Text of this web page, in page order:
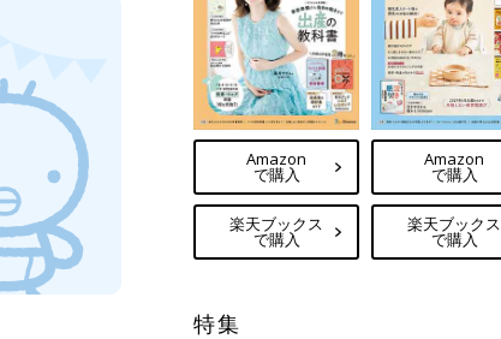
Amazon
で購入
楽天ブックス
で購入
Amazon
で購入
楽天ブックス
で購入
特集